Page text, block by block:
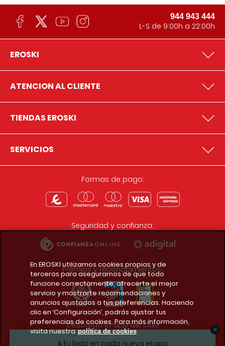
A tu lado en cada nueva etapa
944 943 444
L-S de 9:00h a 22:00h
EROSKI
ATENCION AL CLIENTE
TIENDAS EROSKI
SERVICIOS
Formas de pago:
Seguridad y confianza:
Premios y reconocimientos:
Descarga la app del club
En EROSKI utilizamos cookies propias y de
terceros para asegurarnos de que todo
funcione correctamente, ofrecerte el mejor
servicio y mostrarte recomendaciones y
anuncios ajustados a tus preferencias. Haciendo
clic en ‘Configuración’, podrás ajustar tus
preferencias de cookies. Para más información,
visita nuestra política de cookies